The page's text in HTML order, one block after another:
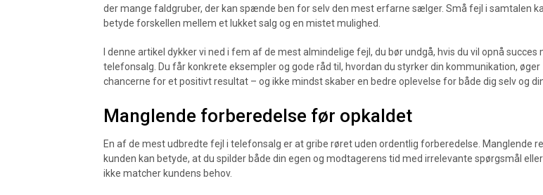
der mange faldgruber, der kan spænde ben for selv den mest erfarne sælger. Små fejl i samtalen
betyde forskellen mellem et lukket salg og en mistet mulighed.
I denne artikel dykker vi ned i fem af de mest almindelige fejl, du bør undgå, hvis du vil opnå succes
telefonsalg. Du får konkrete eksempler og gode råd til, hvordan du styrker din kommunikation, øger
chancerne for et positivt resultat – og ikke mindst skaber en bedre oplevelse for både dig selv og
Manglende forberedelse før opkaldet
En af de mest udbredte fejl i telefonsalg er at gribe røret uden ordentlig forberedelse. Manglende
kunden kan betyde, at du spilder både din egen og modtagerens tid med irrelevante spørgsmål
ikke matcher kundens behov.